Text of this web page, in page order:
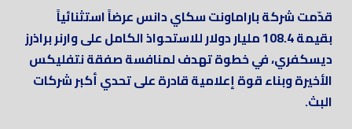
قدّمت شركة باراماونت سكاي دانس عرضاً استثنائياً
بقيمة 108.4 مليار دولار للاستحواذ الكامل على وارنر براذرز
ديسكفري، في خطوة تهدف لمنافسة صفقة نتفليكس
الأخيرة وبناء قوة إعلامية قادرة على تحدي أكبر شركات
البث.